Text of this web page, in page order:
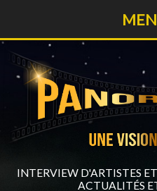
INTERVIEW D'ARTISTES
ACTUALITÉS